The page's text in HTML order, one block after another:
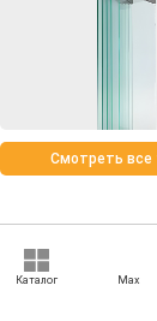
Смотреть все
Каталог Max